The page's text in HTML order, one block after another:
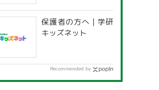
保護者の方へ | 学研
キッズネット
Recommended by